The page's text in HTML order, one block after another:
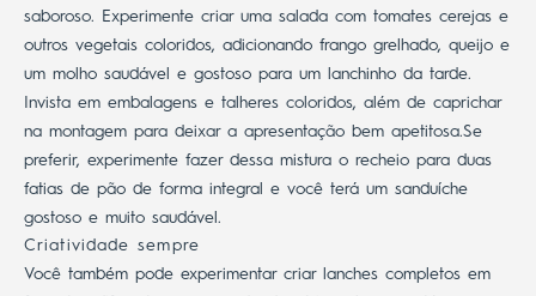
saboroso. Experimente criar uma salada com tomates cerejas e
outros vegetais coloridos, adicionando frango grelhado, queijo e
um molho saudável e gostoso para um lanchinho da tarde.
Invista em embalagens e talheres coloridos, além de caprichar
na montagem para deixar a apresentação bem apetitosa.Se
preferir, experimente fazer dessa mistura o recheio para duas
fatias de pão de forma integral e você terá um sanduíche
gostoso e muito saudável.
Criatividade sempre
Você também pode experimentar criar lanches completos em